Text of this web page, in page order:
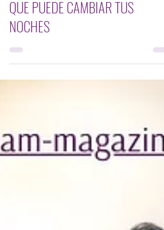
HABLEMOS DE SALUD: EL RITUAL
QUE PUEDE CAMBIAR TUS
NOCHES